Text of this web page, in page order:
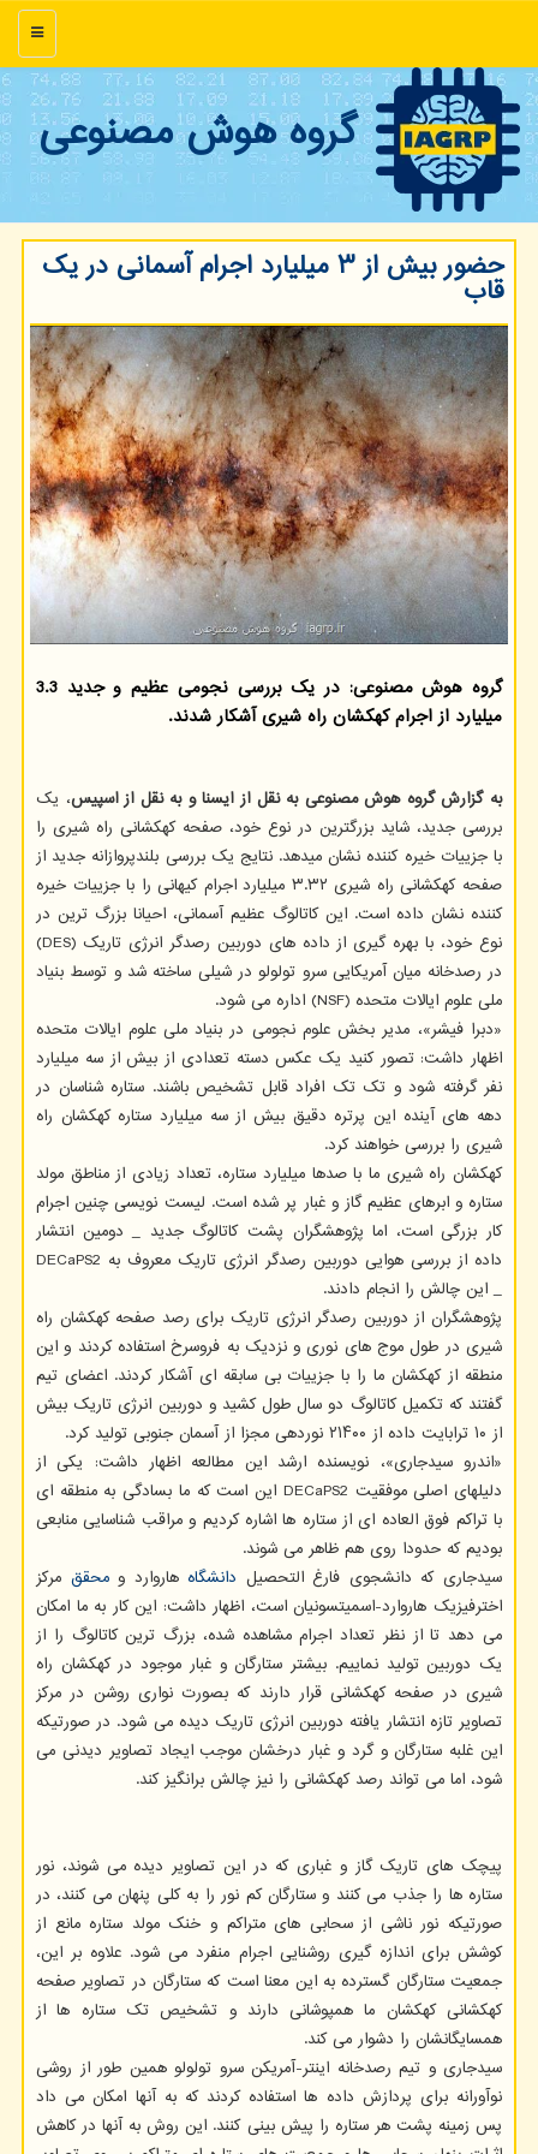
منو
گروه هوش مصنوعی
حضور بیش از ۳ میلیارد اجرام آسمانی در یک
قاب
گروه هوش مصنوعی: در یک بررسی نجومی عظیم و جدید 3.3
میلیارد از اجرام کهکشان راه شیری آشکار شدند.
به گزارش گروه هوش مصنوعی به نقل از ایسنا و به نقل از اسپیس، یک
بررسی جدید، شاید بزرگترین در نوع خود، صفحه کهکشانی راه شیری را
با جزییات خیره کننده نشان میدهد. نتایج یک بررسی بلندپروازانه جدید از
صفحه کهکشانی راه شیری ۳.۳۲ میلیارد اجرام کیهانی را با جزییات خیره
کننده نشان داده است. این کاتالوگ عظیم آسمانی، احیانا بزرگ ترین در
نوع خود، با بهره گیری از داده های دوربین رصدگر انرژی تاریک (DES)
در رصدخانه میان آمریکایی سرو تولولو در شیلی ساخته شد و توسط بنیاد
ملی علوم ایالات متحده (NSF) اداره می شود.
«دبرا فیشر»، مدیر بخش علوم نجومی در بنیاد ملی علوم ایالات متحده
اظهار داشت: تصور کنید یک عکس دسته تعدادی از بیش از سه میلیارد
نفر گرفته شود و تک تک افراد قابل تشخیص باشند. ستاره شناسان در
دهه های آینده این پرتره دقیق بیش از سه میلیارد ستاره کهکشان راه
شیری را بررسی خواهند کرد.
کهکشان راه شیری ما با صدها میلیارد ستاره، تعداد زیادی از مناطق مولد
ستاره و ابرهای عظیم گاز و غبار پر شده است. لیست نویسی چنین اجرام
کار بزرگی است، اما پژوهشگران پشت کاتالوگ جدید _ دومین انتشار
داده از بررسی هوایی دوربین رصدگر انرژی تاریک معروف به DECaPS2
_ این چالش را انجام دادند.
پژوهشگران از دوربین رصدگر انرژی تاریک برای رصد صفحه کهکشان راه
شیری در طول موج های نوری و نزدیک به فروسرخ استفاده کردند و این
منطقه از کهکشان ما را با جزییات بی سابقه ای آشکار کردند. اعضای تیم
گفتند که تکمیل کاتالوگ دو سال طول کشید و دوربین انرژی تاریک بیش
از ۱۰ ترابایت داده از ۲۱۴۰۰ نوردهی مجزا از آسمان جنوبی تولید کرد.
«اندرو سیدجاری»، نویسنده ارشد این مطالعه اظهار داشت: یکی از
دلیلهای اصلی موفقیت DECaPS2 این است که ما بسادگی به منطقه ای
با تراکم فوق العاده ای از ستاره ها اشاره کردیم و مراقب شناسایی منابعی
بودیم که حدودا روی هم ظاهر می شوند.
سیدجاری که دانشجوی فارغ التحصیل دانشگاه هاروارد ومحقق مرکز
اخترفیزیک هاروارد-اسمیتسونیان است، اظهار داشت: این کار به ما امکان
می دهد تا از نظر تعداد اجرام مشاهده شده، بزرگ ترین کاتالوگ را از
یک دوربین تولید نماییم. بیشتر ستارگان و غبار موجود در کهکشان راه
شیری در صفحه کهکشانی قرار دارند که بصورت نواری روشن در مرکز
تصاویر تازه انتشار یافته دوربین انرژی تاریک دیده می شود. در صورتیکه
این غلبه ستارگان و گرد و غبار درخشان موجب ایجاد تصاویر دیدنی می
شود، اما می تواند رصد کهکشانی را نیز چالش برانگیز کند.
پیچک های تاریک گاز و غباری که در این تصاویر دیده می شوند، نور
ستاره ها را جذب می کنند و ستارگان کم نور را به کلی پنهان می کنند، در
صورتیکه نور ناشی از سحابی های متراکم و خنک مولد ستاره مانع از
کوشش برای اندازه گیری روشنایی اجرام منفرد می شود. علاوه بر این،
جمعیت ستارگان گسترده به این معنا است که ستارگان در تصاویر صفحه
کهکشانی کهکشان ما همپوشانی دارند و تشخیص تک ستاره ها از
همسایگانشان را دشوار می کند.
سیدجاری و تیم رصدخانه اینتر-آمریکن سرو تولولو همین طور از روشی
نوآورانه برای پردازش داده ها استفاده کردند که به آنها امکان می داد
پس زمینه پشت هر ستاره را پیش بینی کنند. این روش به آنها در کاهش